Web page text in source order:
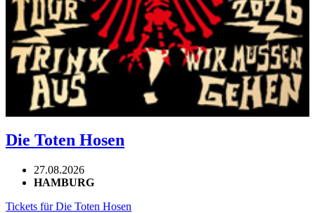
Die Toten Hosen
27.08.2026
HAMBURG
Tickets für Die Toten Hosen